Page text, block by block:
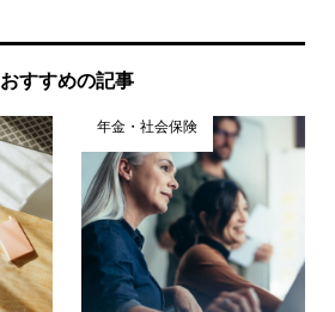
おすすめの記事
年金・社会保険